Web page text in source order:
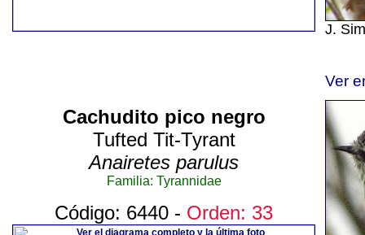
J.
Ver
Cachudito pico negro
Tufted Tit-Tyrant
Anairetes parulus
Familia: Tyrannidae
Código: 6440 - Orden: 33